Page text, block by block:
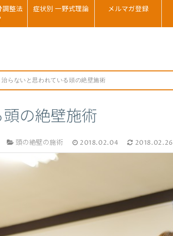
調整法
症状別 一野式理論 メルマガ登録
治らないと思われている頭の絶壁施術
の絶壁施術
頭の絶壁の施術 2018.02.04 2018.02.26